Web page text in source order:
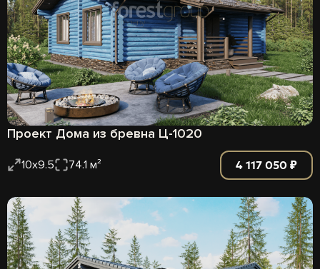
Проект Дома из бревна Ц-1020
10х9.5 74.1 м² 4 117 050 ₽